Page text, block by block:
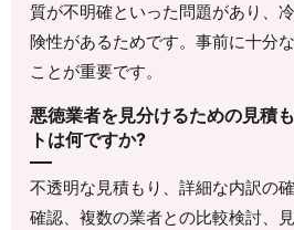
質が不明確といった問題があり、
険性があるためです。事前に十分
ことが重要です。
悪徳業者を見分けるための見積
トは何ですか?
不透明な見積もり、詳細な内訳の
確認、複数の業者との比較検討、